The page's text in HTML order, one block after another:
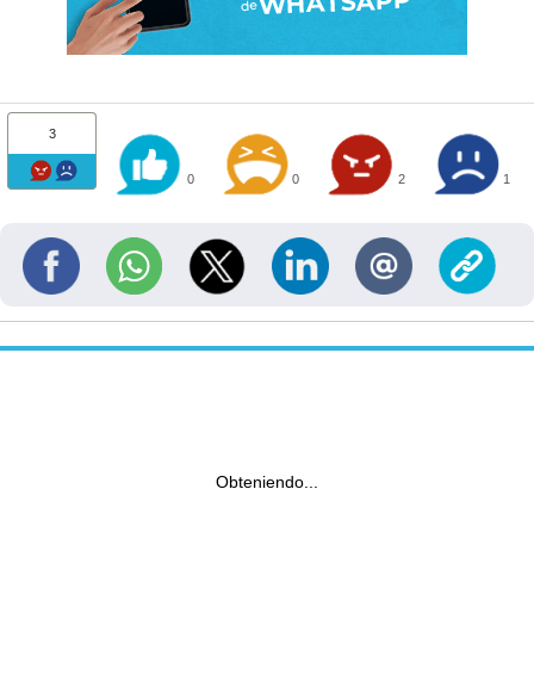
3
0 0 2 1
Obteniendo...